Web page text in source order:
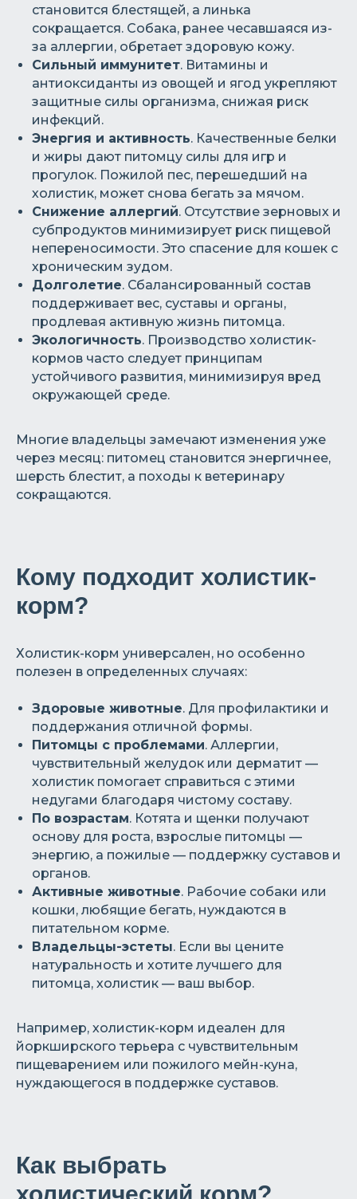
становится блестящей, а линька
сокращается. Собака, ранее чесавшаяся из-
за аллергии, обретает здоровую кожу.
Сильный иммунитет. Витамины и
антиоксиданты из овощей и ягод укрепляют
защитные силы организма, снижая риск
инфекций.
Энергия и активность. Качественные белки
и жиры дают питомцу силы для игр и
прогулок. Пожилой пес, перешедший на
холистик, может снова бегать за мячом.
Снижение аллергий. Отсутствие зерновых и
субпродуктов минимизирует риск пищевой
непереносимости. Это спасение для кошек с
хроническим зудом.
Долголетие. Сбалансированный состав
поддерживает вес, суставы и органы,
продлевая активную жизнь питомца.
Экологичность. Производство холистик-
кормов часто следует принципам
устойчивого развития, минимизируя вред
окружающей среде.
Многие владельцы замечают изменения уже
через месяц: питомец становится энергичнее,
шерсть блестит, а походы к ветеринару
сокращаются.
Кому подходит холистик-
корм?
Холистик-корм универсален, но особенно
полезен в определенных случаях:
Здоровые животные. Для профилактики и
поддержания отличной формы.
Питомцы с проблемами. Аллергии,
чувствительный желудок или дерматит —
холистик помогает справиться с этими
недугами благодаря чистому составу.
По возрастам. Котята и щенки получают
основу для роста, взрослые питомцы —
энергию, а пожилые — поддержку суставов и
органов.
Активные животные. Рабочие собаки или
кошки, любящие бегать, нуждаются в
питательном корме.
Владельцы-эстеты. Если вы цените
натуральность и хотите лучшего для
питомца, холистик — ваш выбор.
Например, холистик-корм идеален для
йоркширского терьера с чувствительным
пищеварением или пожилого мейн-куна,
нуждающегося в поддержке суставов.
Как выбрать